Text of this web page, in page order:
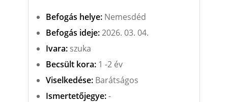
Befogás helye:Nemesdéd
Befogás ideje:2026. 03. 04.
Ivara:szuka
Becsült kora:1 -2 év
Viselkedése:Barátságos
Ismertetőjegye:-